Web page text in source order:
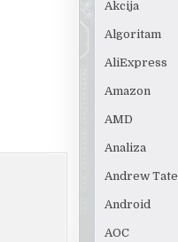
Akcija
Algoritam
AliExpress
Amazon
AMD
Analiza
Andrew Tate
Android
AOC